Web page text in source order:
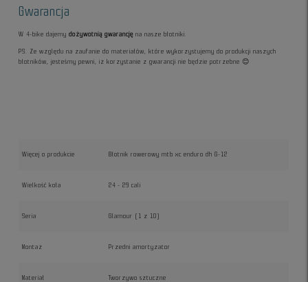
Gwarancja
W 4-bike dajemydożywotnią gwarancję na nasze błotniki.
PS. Ze względu na zaufanie do materiałów, które wykorzystujemy do produkcji naszych
błotników, jesteśmy pewni, iż korzystanie z gwarancji nie będzie potrzebne 😊
Więcej o produkcie Błotnik rowerowy mtb xc enduro dh G-12
Wielkość koła 24 - 29 cali
Seria Glamour (1 z 10)
Montaż Przedni amortyzator
Materiał Tworzywo sztuczne